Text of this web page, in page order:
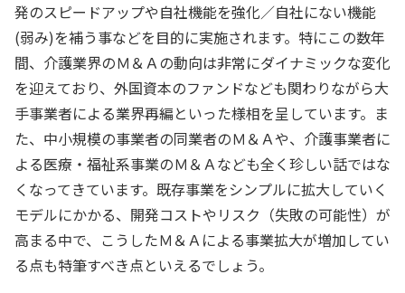
発のスピードアップや自社機能を強化／自社にない機能
(弱み)を補う事などを目的に実施されます。特にこの数年
間、介護業界のＭ＆Ａの動向は非常にダイナミックな変化
を迎えており、外国資本のファンドなども関わりながら大
手事業者による業界再編といった様相を呈しています。ま
た、中小規模の事業者の同業者のＭ＆Ａや、介護事業者に
よる医療・福祉系事業のＭ＆Ａなども全く珍しい話ではな
くなってきています。既存事業をシンプルに拡大していく
モデルにかかる、開発コストやリスク（失敗の可能性）が
高まる中で、こうしたＭ＆Ａによる事業拡大が増加してい
る点も特筆すべき点といえるでしょう。